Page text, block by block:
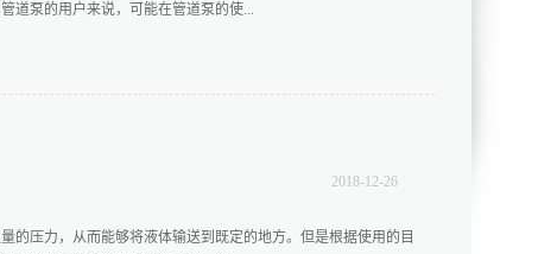
响到泵的性能。以上就是在安装长沙卧式多级泵的时候需要注意
道泵的用户来说，可能在管道泵的使...
工作包括对泵组的电压表、电流表以及进出口的真空表的数据进
如发现泵电机的电流表指示失常，系统发出的响声不正常或者泵
的压力，从而能够将液体输送到既定的地方。但是根据使用的目
2018-12-26